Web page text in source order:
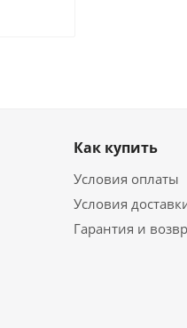
Как купить
Условия оплаты
Условия
Гарантия и